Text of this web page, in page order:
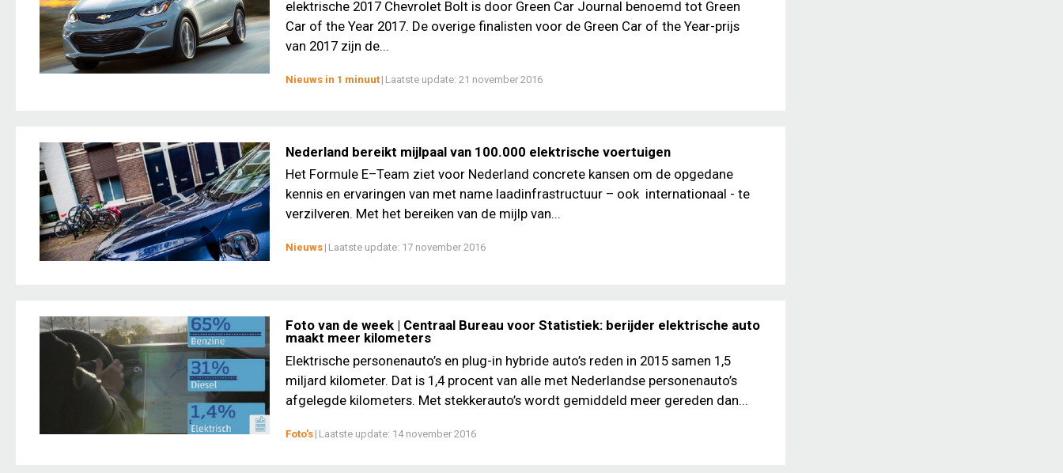
elektrische 2017 Chevrolet Bolt is door Green Car Journal benoemd tot Green
Car of the Year 2017. De overige finalisten voor de Green Car of the Year-prijs
van 2017 zijn de...
Nieuws in 1 minuut | Laatste update: 21 november 2016
Nederland bereikt mijlpaal van 100.000 elektrische voertuigen
Het Formule E–Team ziet voor Nederland concrete kansen om de opgedane
kennis en ervaringen van met name laadinfrastructuur – ook internationaal - te
verzilveren. Met het bereiken van de mijlp van...
Nieuws | Laatste update: 17 november 2016
Foto van de week | Centraal Bureau voor Statistiek: berijder elektrische auto
maakt meer kilometers
Elektrische personenauto’s en plug-in hybride auto’s reden in 2015 samen 1,5
miljard kilometer. Dat is 1,4 procent van alle met Nederlandse personenauto’s
afgelegde kilometers. Met stekkerauto’s wordt gemiddeld meer gereden dan...
Foto's | Laatste update: 14 november 2016